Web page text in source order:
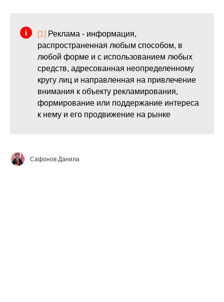
[1] Реклама - информация,
распространенная любым способом, в
любой форме и с использованием любых
средств, адресованная неопределенному
кругу лиц и направленная на привлечение
внимания к объекту рекламирования,
формирование или поддержание интереса
к нему и его продвижение на рынке
Сафонов Данила